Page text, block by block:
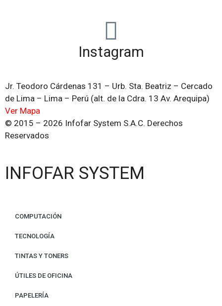
Instagram
Jr. Teodoro Cárdenas 131 – Urb. Sta. Beatriz – Cercado
de Lima – Lima – Perú (alt. de la Cdra. 13 Av. Arequipa)
Ver Mapa
© 2015 – 2026 Infofar System S.A.C. Derechos
Reservados
INFOFAR SYSTEM
COMPUTACIÓN
TECNOLOGÍA
TINTAS Y TONERS
ÚTILES DE OFICINA
PAPELERÍA